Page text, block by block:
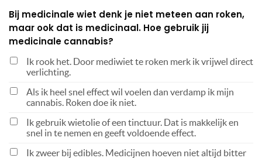
Bij medicinale wiet denk je niet meteen aan roken,
maar ook dat is medicinaal. Hoe gebruik jij
medicinale cannabis?
Ik rook het. Door mediwiet te roken merk ik vrijwel direct
verlichting.
Als ik heel snel effect wil voelen dan verdamp ik mijn
cannabis. Roken doe ik niet.
Ik gebruik wietolie of een tinctuur. Dat is makkelijk en
snel in te nemen en geeft voldoende effect.
Ik zweer bij edibles. Medicijnen hoeven niet altijd bitter